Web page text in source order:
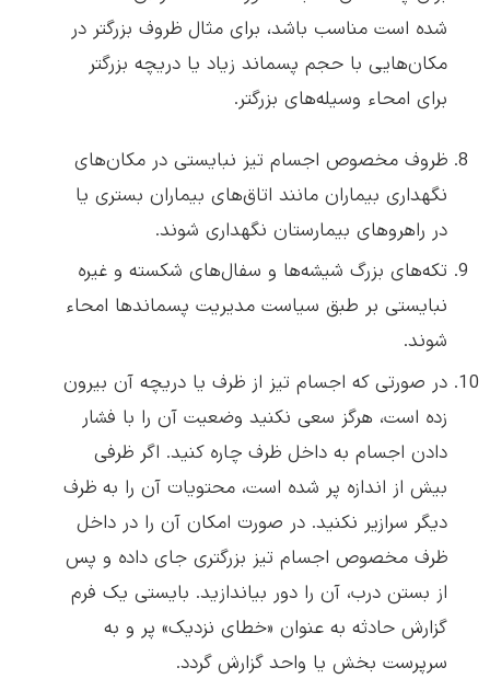
شده است مناسب باشد، برای مثال ظروف بزرگتر در
مکان‌هایی با حجم پسماند زیاد یا دریچه بزرگتر
برای امحاء وسیله‌های بزرگتر.
ظروف مخصوص اجسام تیز نبایستی در مکان‌های
نگهداری بیماران مانند اتاق‌های بیماران بستری یا
در راهروهای بیمارستان نگهداری شوند.
تکه‌های بزرگ شیشه‌ها و سفال‌های شکسته و غیره
نبایستی بر طبق سیاست مدیریت پسماندها امحاء
شوند.
در صورتی که اجسام تیز از ظرف یا دریچه آن بیرون
زده است، هرگز سعی نکنید وضعیت آن را با فشار
دادن اجسام به داخل ظرف چاره کنید. اگر ظرفی
بیش از اندازه پر شده است، محتویات آن را به ظرف
دیگر سرازیر نکنید. در صورت امکان آن را در داخل
ظرف مخصوص اجسام تیز بزرگتری جای داده و پس
از بستن درب، آن را دور بیاندازید. بایستی یک فرم
گزارش حادثه به عنوان «خطای نزدیک» پر و به
سرپرست بخش یا واحد گزارش گردد.